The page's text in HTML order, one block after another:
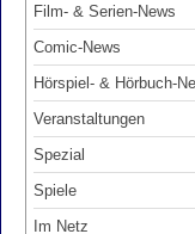
Film- & Serien-News
Comic-News
Hörspiel- & Hörbuch-
Veranstaltungen
Spezial
Spiele
Im Netz